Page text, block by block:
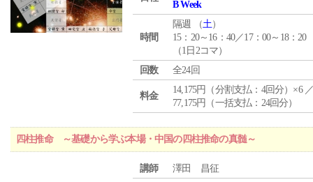
B Week
時間
隔週 （土）
15：20～16：40／17：00～18：20
（1日2コマ）
回数
全24回
料金
14,175円（分割支払：4回分）×6
77,175円（一括支払：24回分）
四柱推命 ～基礎から学ぶ本場・中国の四柱推命の真髄～
講師 澤田 昌征